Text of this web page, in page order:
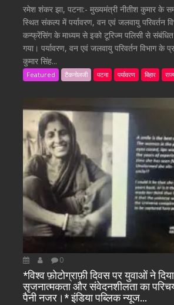
रमेश शंकर झा, पटना:- मुख्यमंत्री नीतीश कुमार के
स्थित संकल्प में पर्यावरण, वन एवं जलवायु परिवर्तन
कन्फ्रेंसिंग के माध्यम से इको टूरिज्म पलिसी से
गया। पर्यावरण, वन एवं जलवायु परिवर्तन विभाग के
कुमार सिंह...
Featured टैकनोलजी पटना पर्यावरण बिहार
0
*विश्व फ़ोटोग्राफ़ी दिवस पर युवाओं ने
सृजनात्मकता और संवेदनशीलता का
पैनी नजर।* इंडिया पब्लिक न्यूज…